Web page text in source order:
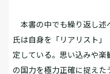
本書の中でも繰り返し述
氏は自身を「リアリスト
定している。思い込みや楽
の国力を極力正確に捉え